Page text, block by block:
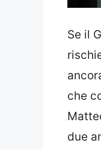
Se il
che
due